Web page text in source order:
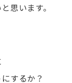
思います。
するか？